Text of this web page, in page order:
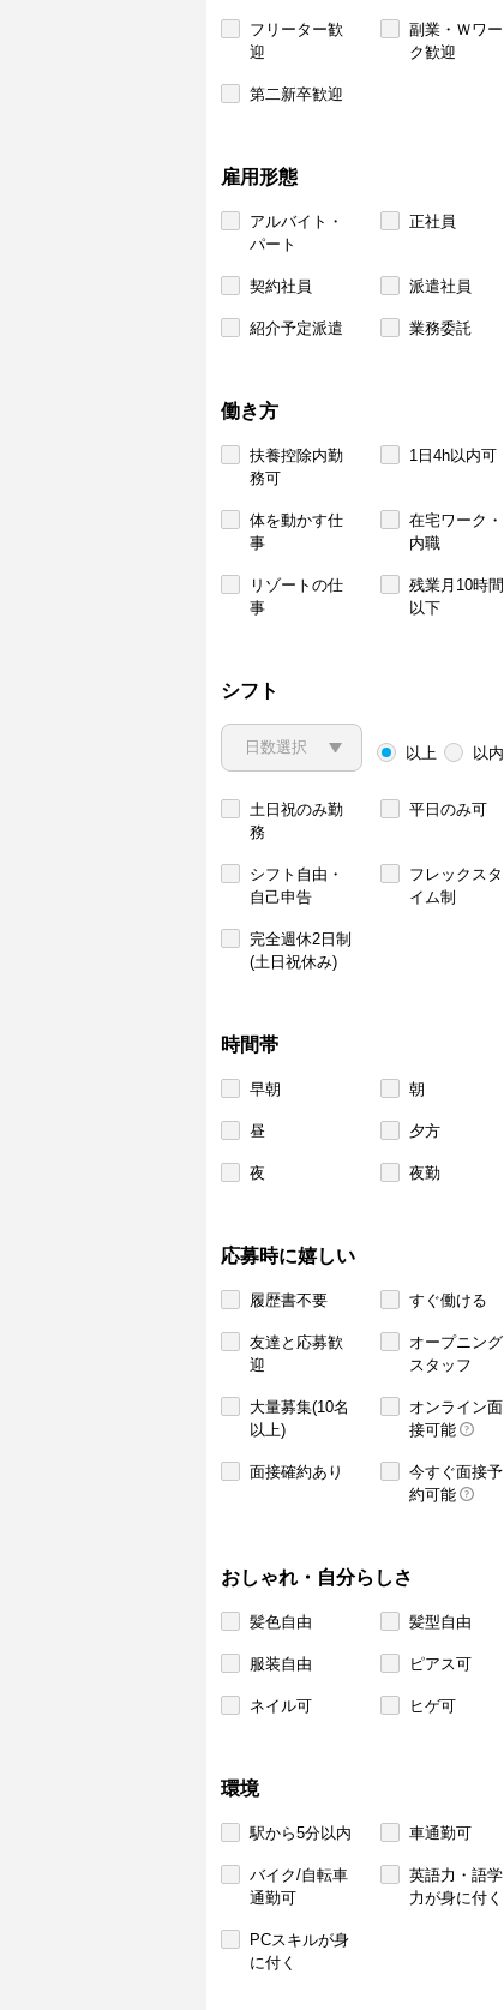
フリーター歓
迎
副業・Ｗワー
ク歓迎
第二新卒歓迎
雇用形態
アルバイト・
パート
正社員
契約社員 派遣社員
紹介予定派遣 業務委託
働き方
扶養控除内勤
務可
1日4h以内可
体を動かす仕
事
在宅ワーク・
内職
リゾートの仕
事
残業月10時間
以下
シフト
以上 以内
土日祝のみ勤
務
平日のみ可
シフト自由・
自己申告
フレックスタ
イム制
完全週休2日制
(土日祝休み)
時間帯
早朝 朝
昼 夕方
夜 夜勤
応募時に嬉しい
履歴書不要 すぐ働ける
友達と応募歓
迎
オープニング
スタッフ
大量募集(10名
以上)
オンライン面
接可能
面接確約あり
今すぐ面接予
約可能
おしゃれ・自分らしさ
髪色自由 髪型自由
服装自由 ピアス可
ネイル可 ヒゲ可
環境
駅から5分以内 車通勤可
バイク/自転車
通勤可
英語力・語学
力が身に付く
PCスキルが身
に付く